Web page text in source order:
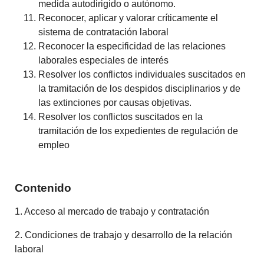
medida autodirigido o autónomo.
Reconocer, aplicar y valorar críticamente el
sistema de contratación laboral
Reconocer la especificidad de las relaciones
laborales especiales de interés
Resolver los conflictos individuales suscitados en
la tramitación de los despidos disciplinarios y de
las extinciones por causas objetivas.
Resolver los conflictos suscitados en la
tramitación de los expedientes de regulación de
empleo
Contenido
1. Acceso al mercado de trabajo y contratación
2. Condiciones de trabajo y desarrollo de la relación
laboral